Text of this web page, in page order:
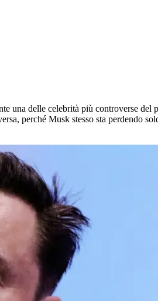
delle celebrità più controverse del
perché Musk stesso sta perdendo